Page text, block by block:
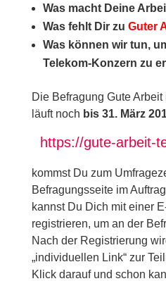
Was macht Deine
Was fehlt Dir zu Guter
Was können wir tun,
Telekom-Konzern zu
Die Befragung Gute
läuft noch bis 31. März
https://gute-arbeit-
kommst Du zum
Befragungsseite im
kannst Du Dich mit einer
registrieren, um an der
Nach der Registrierung
„individuellen Link“ zur
Klick darauf und schon